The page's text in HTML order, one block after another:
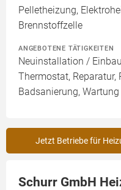
Pelletheizung,
Brennstoffzelle
ANGEBOTENE TÄTIGKEITEN
Neuinstallation /
Thermostat, Reparatur,
Badsanierung, Wartung
Jetzt Betriebe für
Schurr GmbH